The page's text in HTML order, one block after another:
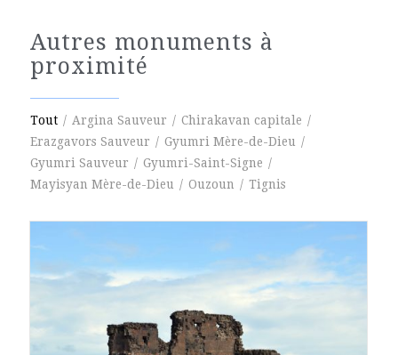
Autres monuments à
proximité
Tout / Argina Sauveur / Chirakavan capitale /
Erazgavors Sauveur / Gyumri Mère-de-Dieu /
Gyumri Sauveur / Gyumri-Saint-Signe /
Mayisyan Mère-de-Dieu / Ouzoun / Tignis